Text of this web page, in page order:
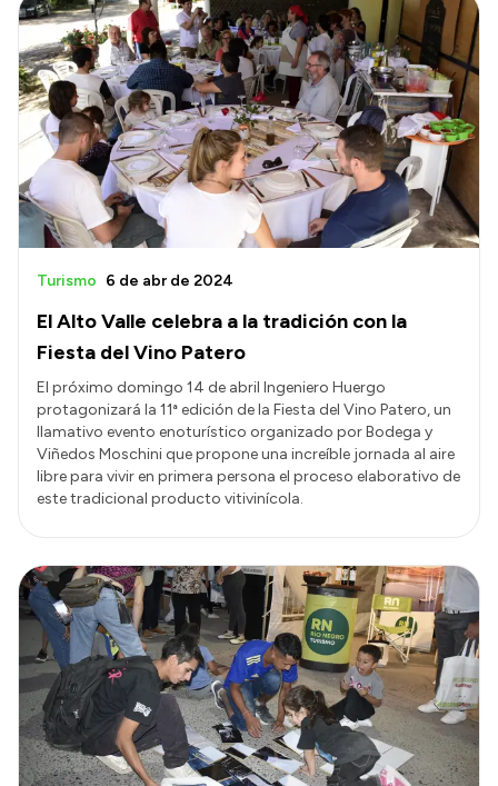
El Alto Valle celebra a la tradición con la
Fiesta del Vino Patero
Turismo 6 de abr de 2024
El próximo domingo 14 de abril Ingeniero Huergo
protagonizará la 11ª edición de la Fiesta del Vino Patero, un
llamativo evento enoturístico organizado por Bodega y
Viñedos Moschini que propone una increíble jornada al aire
libre para vivir en primera persona el proceso elaborativo de
este tradicional producto vitivinícola.